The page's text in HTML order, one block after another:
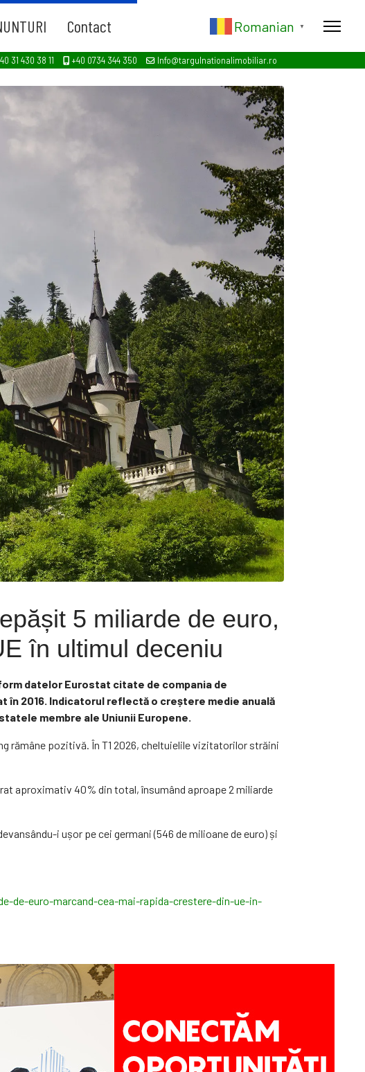
Contact Romanian ▼
31 430 38 11 +40 0734 344 350 Info@targulnationalimobiliar.ro
5 miliarde de euro,
în ultimul deceniu
datelor Eurostat citate de compania de
în 2016. Indicatorul reflectă o creștere medie anuală
membre ale Uniunii Europene.
rămâne pozitivă. În T1 2026, cheltuielile vizitatorilor străini
aproximativ 40% din total, însumând aproape 2 miliarde
i ușor pe cei germani (546 de milioane de euro) și
de-euro-marcand-cea-mai-rapida-crestere-din-ue-in-